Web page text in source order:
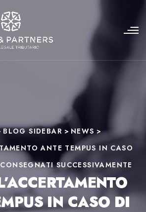
BLOG SIDEBAR > NEWS >
ANTE TEMPUS IN CASO
SUCCESSIVAMENTE
IN CASO DI